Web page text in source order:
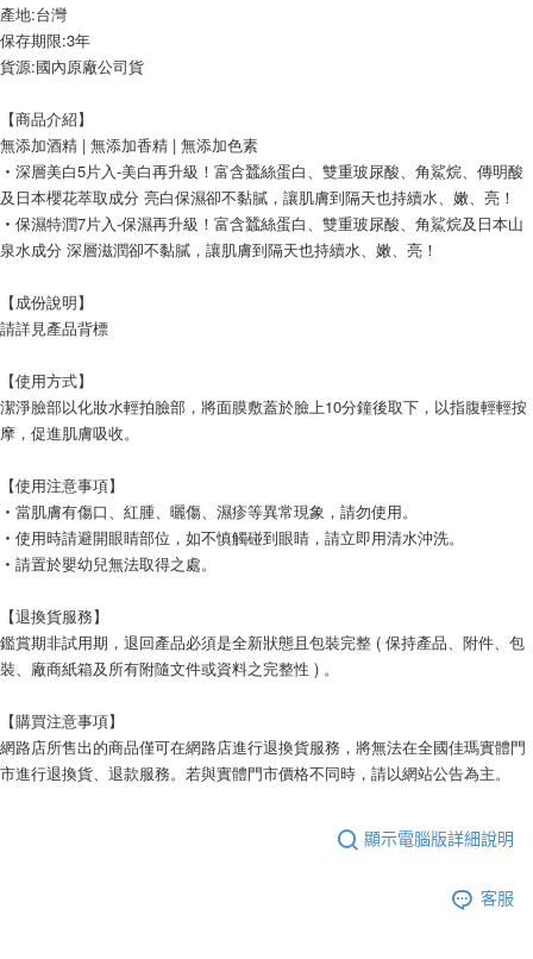
宅配
每筆NT$120，滿NT$1,999(含以上)免運費
產地:台灣
保存期限:3年
貨源:國內原廠公司貨
【商品介紹】
無添加酒精 | 無添加香精 | 無添加色素
‧深層美白5片入-美白再升級！富含蠶絲蛋白、雙重玻尿酸、角鯊烷、傳明酸
及日本櫻花萃取成分 亮白保濕卻不黏膩，讓肌膚到隔天也持續水、嫩、亮！
‧保濕特潤7片入-保濕再升級！富含蠶絲蛋白、雙重玻尿酸、角鯊烷及日本山
泉水成分 深層滋潤卻不黏膩，讓肌膚到隔天也持續水、嫩、亮！
【成份說明】
請詳見產品背標
【使用方式】
潔淨臉部以化妝水輕拍臉部，將面膜敷蓋於臉上10分鐘後取下，以指腹輕輕按
摩，促進肌膚吸收。
【使用注意事項】
‧當肌膚有傷口、紅腫、曬傷、濕疹等異常現象，請勿使用。
‧使用時請避開眼睛部位，如不慎觸碰到眼睛，請立即用清水沖洗。
‧請置於嬰幼兒無法取得之處。
【退換貨服務】
鑑賞期非試用期，退回產品必須是全新狀態且包裝完整 ( 保持產品、附件、包
裝、廠商紙箱及所有附隨文件或資料之完整性 ) 。
【購買注意事項】
網路店所售出的商品僅可在網路店進行退換貨服務，將無法在全國佳瑪實體門
市進行退換貨、退款服務。若與實體門市價格不同時，請以網站公告為主。
顯示電腦版詳細說明
客服